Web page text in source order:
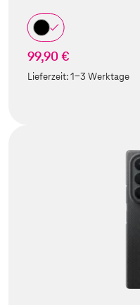
99,90 €
Lieferzeit:1-3 Werktage